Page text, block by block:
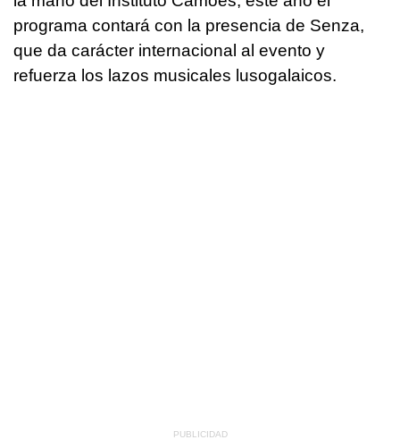
programa contará con la presencia de Senza,
que da carácter internacional al evento y
refuerza los lazos musicales lusogalaicos.